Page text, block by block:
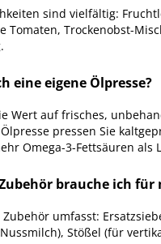
sind vielfältig:
Tomaten, Trockenobst-
eine eigene Ölpresse?
Wert auf frisches,
pressen Sie
Omega-3-Fettsäuren als
brauche ich
umfasst:
Stößel (für